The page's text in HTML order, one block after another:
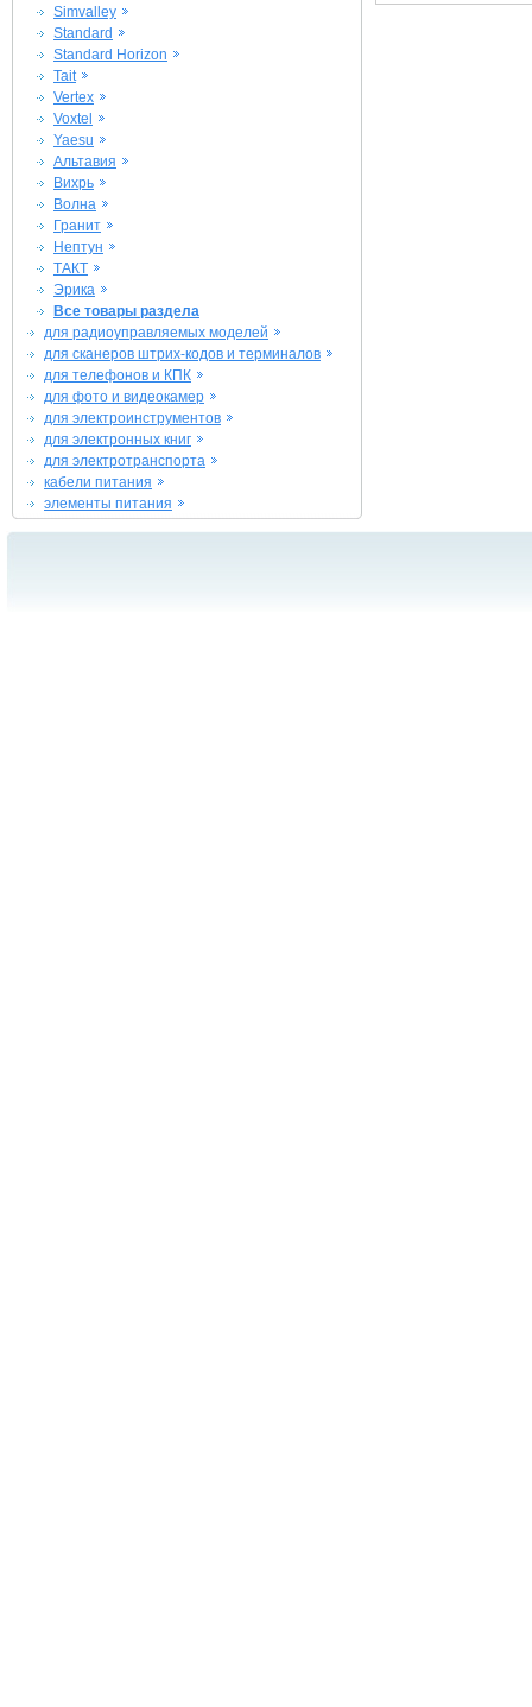
Simvalley
Standard
Standard Horizon
Tait
Vertex
Voxtel
Yaesu
Альтавия
Вихрь
Волна
Гранит
Нептун
ТАКТ
Эрика
Все товары раздела
для радиоуправляемых моделей
для сканеров штрих-кодов и терминалов
для телефонов и КПК
для фото и видеокамер
для электроинструментов
для электронных книг
для электротранспорта
кабели питания
элементы питания